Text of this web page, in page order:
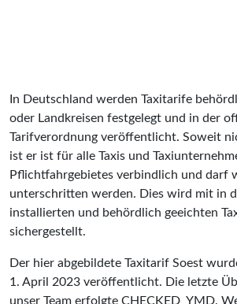
In Deutschland werden Taxitarife
oder Landkreisen festgelegt und in der
Tarifverordnung veröffentlicht. Soweit
ist er ist für alle Taxis und
Pflichtfahrgebietes verbindlich und darf
unterschritten werden. Dies wird mit in
installierten und behördlich geeichten
sichergestellt.
Der hier abgebildete Taxitarif Soest
1. April 2023 veröffentlicht. Die letzte
unser Team erfolgte CHECKED_YMD.